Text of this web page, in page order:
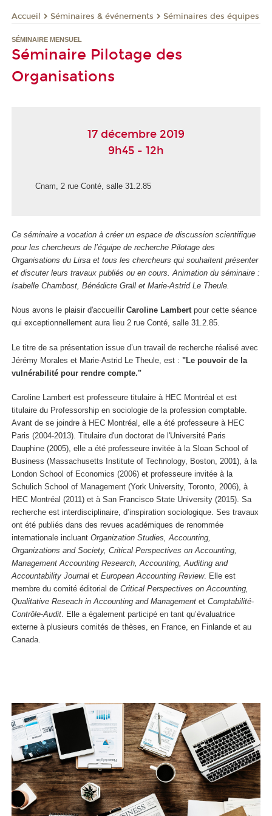
Accueil Séminaires & événements Séminaires des équipes
SÉMINAIRE MENSUEL
Séminaire Pilotage des
Organisations
17 décembre 2019
9h45 - 12h
Cnam, 2 rue Conté, salle 31.2.85
Ce séminaire a vocation à créer un espace de discussion scientifique
pour les chercheurs de l’équipe de recherche Pilotage des
Organisations du Lirsa et tous les chercheurs qui souhaitent présenter
et discuter leurs travaux publiés ou en cours. Animation du séminaire :
Isabelle Chambost, Bénédicte Grall et Marie-Astrid Le Theule.
Nous avons le plaisir d'accueillir Caroline Lambertpour cette séance
qui exceptionnellement aura lieu 2 rue Conté, salle 31.2.85.
Le titre de sa présentation issue d’un travail de recherche réalisé avec
Jérémy Morales et Marie-Astrid Le Theule, est : "Le pouvoir de la
vulnérabilité pour rendre compte."
Caroline Lambert est professeure titulaire à HEC Montréal et est
titulaire du Professorship en sociologie de la profession comptable.
Avant de se joindre à HEC Montréal, elle a été professeure à HEC
Paris (2004-2013). Titulaire d'un doctorat de l'Université Paris
Dauphine (2005), elle a été professeure invitée à la Sloan School of
Business (Massachusetts Institute of Technology, Boston, 2001), à la
London School of Economics (2006) et professeure invitée à la
Schulich School of Management (York University, Toronto, 2006), à
HEC Montréal (2011) et à San Francisco State University (2015). Sa
recherche est interdisciplinaire, d’inspiration sociologique. Ses travaux
ont été publiés dans des revues académiques de renommée
internationale incluant Organization Studies, Accounting,
Organizations and Society, Critical Perspectives on Accounting,
Management Accounting Research, Accounting, Auditing and
Accountability Journal et European Accounting Review. Elle est
membre du comité éditorial de Critical Perspectives on Accounting,
Qualitative Reseach in Accounting and Management et Comptabilité-
Contrôle-Audit. Elle a également participé en tant qu’évaluatrice
externe à plusieurs comités de thèses, en France, en Finlande et au
Canada.